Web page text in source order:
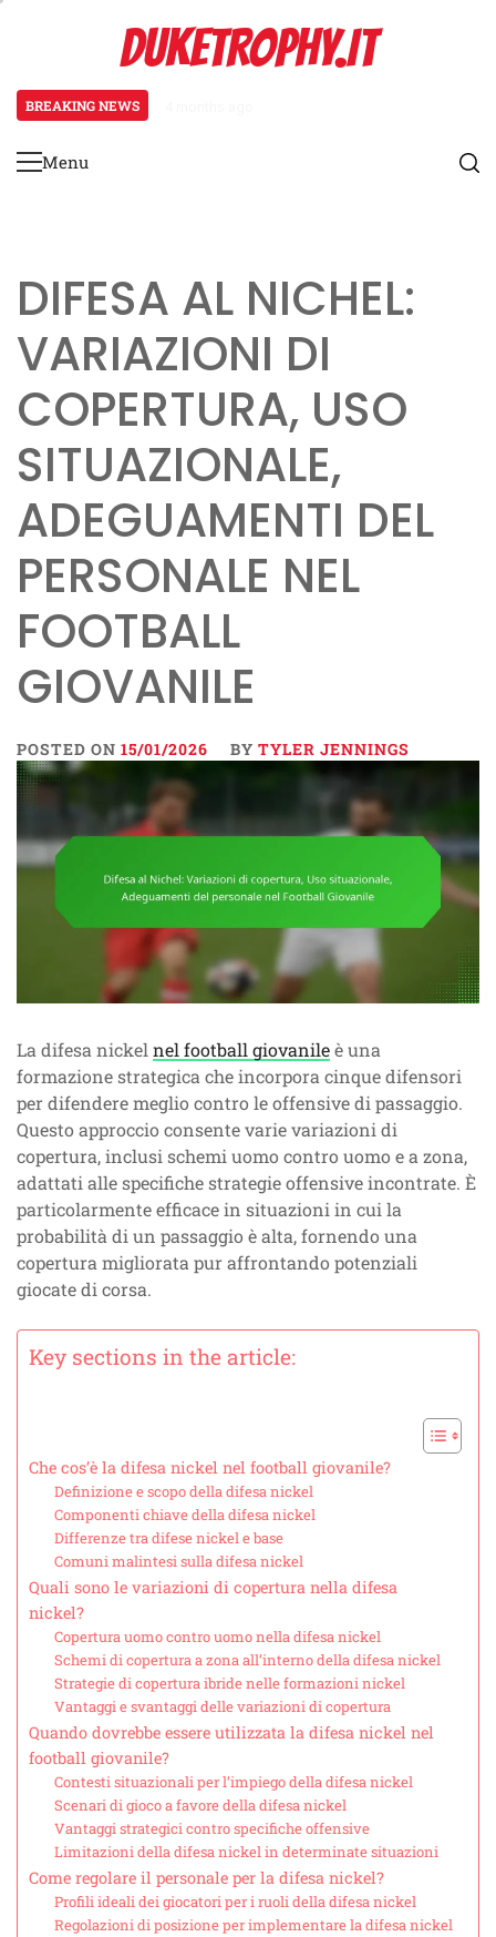
DUKETROPHY.IT
BREAKING NEWS
Primary
Menu
DIFESA AL NICHEL:
VARIAZIONI DI
COPERTURA, USO
SITUAZIONALE,
ADEGUAMENTI DEL
PERSONALE NEL
FOOTBALL
GIOVANILE
POSTED ON 15/01/2026 BY TYLER JENNINGS
La difesa nickelnel football giovanileè una
formazione strategica che incorpora cinque difensori
per difendere meglio contro le offensive di passaggio.
Questo approccio consente varie variazioni di
copertura, inclusi schemi uomo contro uomo e a zona,
adattati alle specifiche strategie offensive incontrate. È
particolarmente efficace in situazioni in cui la
probabilità di un passaggio è alta, fornendo una
copertura migliorata pur affrontando potenziali
giocate di corsa.
Key sections in the article:
Che cos’è la difesa nickel nel football giovanile?
Definizione e scopo della difesa nickel
Componenti chiave della difesa nickel
Differenze tra difese nickel e base
Comuni malintesi sulla difesa nickel
Quali sono le variazioni di copertura nella difesa
nickel?
Copertura uomo contro uomo nella difesa nickel
Schemi di copertura a zona all’interno della difesa nickel
Strategie di copertura ibride nelle formazioni nickel
Vantaggi e svantaggi delle variazioni di copertura
Quando dovrebbe essere utilizzata la difesa nickel nel
football giovanile?
Contesti situazionali per l’impiego della difesa nickel
Scenari di gioco a favore della difesa nickel
Vantaggi strategici contro specifiche offensive
Limitazioni della difesa nickel in determinate situazioni
Come regolare il personale per la difesa nickel?
Profili ideali dei giocatori per i ruoli della difesa nickel
Regolazioni di posizione per implementare la difesa nickel